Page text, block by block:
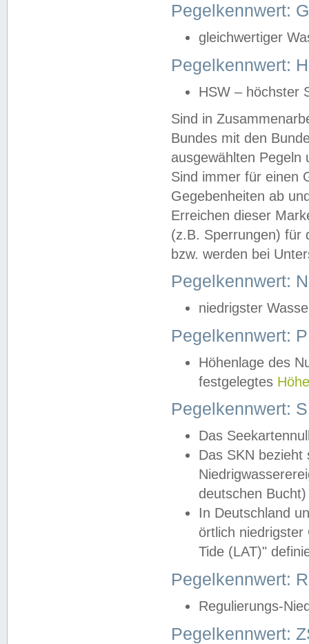
Pegelkennwert:
gleichwertiger
Pegelkennwert:
HSW – höchster
Sind in
Bundes mit den
ausgewählten
Sind immer für einen
Gegebenheiten ab
Erreichen dieser
(z.B. Sperrungen) für
bzw. werden bei
Pegelkennwert:
niedrigster
Pegelkennwert:
Höhenlage des
festgelegtes
Pegelkennwert:
Das
Das SKN
deutschen
In Deutschland
örtlich
Tide (LAT)"
Pegelkennwert:
Regulierungs-
Pegelkennwert: